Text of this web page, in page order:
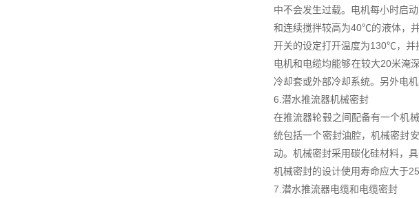
中不会发生过载。电机每小时启
和连续搅拌较高为40℃的液体，
开关的设定打开温度为130℃，并
电机和电缆均能够在较大20米淹
冷却套或外部冷却系统。另外电
6.潜水推流器机械密封
在推流器轮毂之间配备有一个机
统包括一个密封油腔，机械密封
动。机械密封采用碳化硅材料，
机械密封的设计使用寿命应大于
7.潜水推流器电缆和电缆密封